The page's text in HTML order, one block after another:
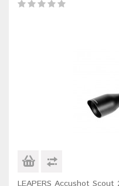
LEAPERS Accushot